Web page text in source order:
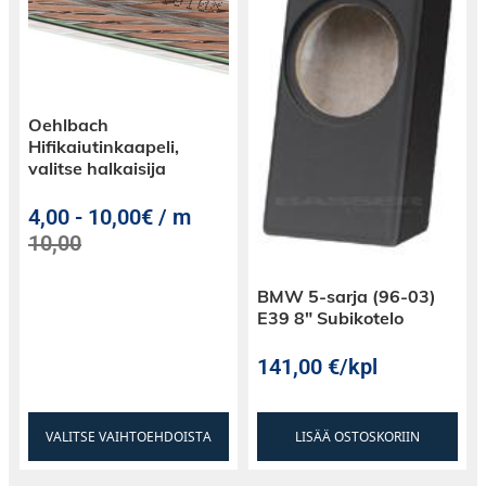
HUOM! Lisäksi tarvitset erikseen ostettavat
ohjausnupit, niitä löytyy TÄÄLTÄ>>>
AM/FM viritin RDS toiminnolla
30 muistipaikkaa (12AM, 18FM)
Oehlbach
Hifikaiutinkaapeli,
valitse halkaisija
4,00 - 10,00€ / m
10,00
VALITSE VAIHTOEHDOISTA
BMW 5-sarja (96-03)
E39 8″ Subikotelo
141,00€/kpl
LISÄÄ OSTOSKORIIN